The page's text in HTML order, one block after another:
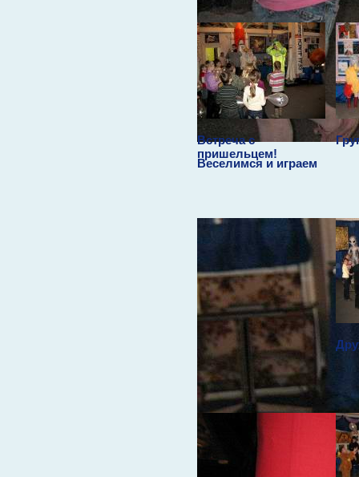
Веселимся и играем
Встреча с
пришельцем!